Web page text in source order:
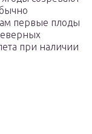
первые плоды
при наличии